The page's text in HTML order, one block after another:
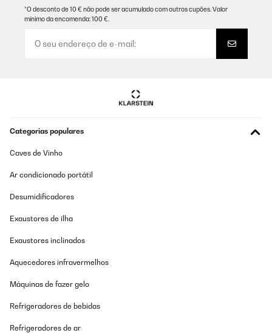
*O desconto de 10 € não pode ser acumulado com outros cupões. Valor
mínimo da encomenda: 100 €.
Categorias populares
Caves de Vinho
Ar condicionado portátil
Desumidificadores
Exaustores de ilha
Exaustores inclinados
Aquecedores infravermelhos
Máquinas de fazer gelo
Refrigeradores de bebidas
Refrigeradores de ar